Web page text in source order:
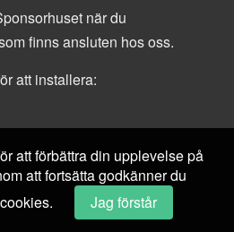
när du
finns ansluten hos oss.
att installera:
att förbättra din upplevelse på
att fortsätta godkänner du
Jag förstår